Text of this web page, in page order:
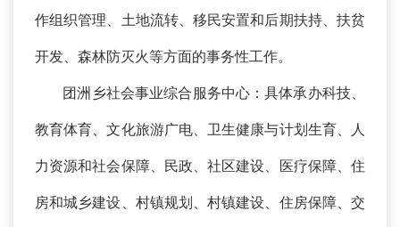
作组织管理、土地流转、移民安置和后期扶持、扶贫
开发、森林防灭火等方面的事务性工作。
团洲乡社会事业综合服务中心：具体承办科技、
教育体育、文化旅游广电、卫生健康与计划生育、人
力资源和社会保障、民政、社区建设、医疗保障、住
房和城乡建设、村镇规划、村镇建设、住房保障、交